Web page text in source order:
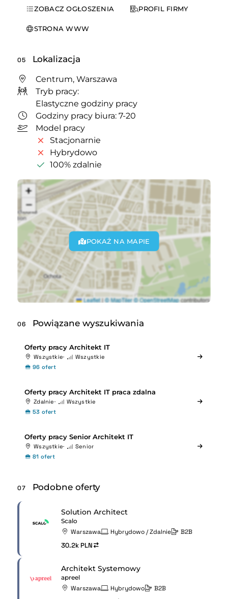
ZOBACZ OGŁOSZENIA PROFIL FIRMY
STRONA WWW
05 Lokalizacja
Centrum, Warszawa
Tryb pracy:
Elastyczne godziny pracy
Godziny pracy biura: 7-20
Model pracy
Stacjonarnie
Hybrydowo
100% zdalnie
POKAŻ NA MAPIE
06 Powiązane wyszukiwania
Oferty pracy Architekt IT
Wszystkie
Wszystkie
96 ofert
Oferty pracy Architekt IT praca zdalna
Zdalnie
Wszystkie
53 ofert
Oferty pracy Senior Architekt IT
Wszystkie
Senior
81 ofert
07 Podobne oferty
Solution Architect
Scalo
Warszawa Hybrydowo / Zdalnie B2B
30.2k PLN
Architekt Systemowy
apreel
Warszawa Hybrydowo B2B